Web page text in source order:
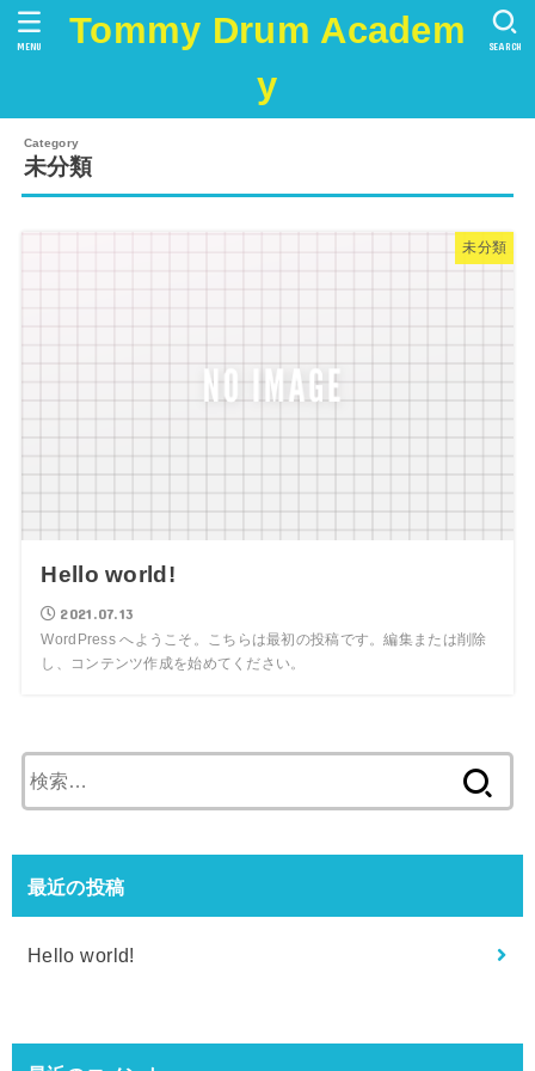
Tommy Drum Academ
y
SEARCH
MENU
未分類
未分類
Hello world!
2021.07.13
WordPress へようこそ。こちらは最初の投稿です。編集または削除
し、コンテンツ作成を始めてください。
索:
最近の投稿
Hello world!